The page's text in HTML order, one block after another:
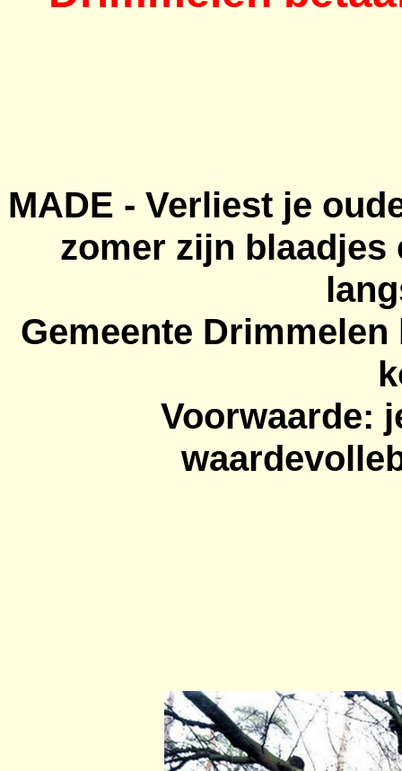
MADE - Verliest je
zomer zijn blaadjes
Gemeente
Voorwaarde: